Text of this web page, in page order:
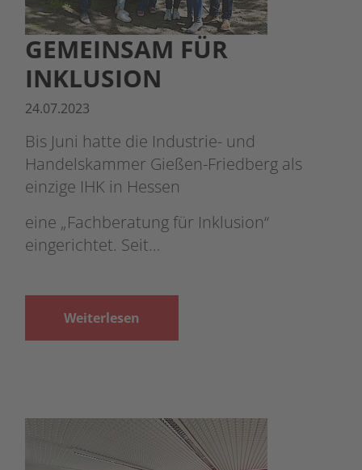
GEMEINSAM FÜR
INKLUSION
24.07.2023
Bis Juni hatte die Industrie- und
Handelskammer Gießen-Friedberg als
einzige IHK in Hessen
eine „Fachberatung für Inklusion“
eingerichtet. Seit…
Weiterlesen